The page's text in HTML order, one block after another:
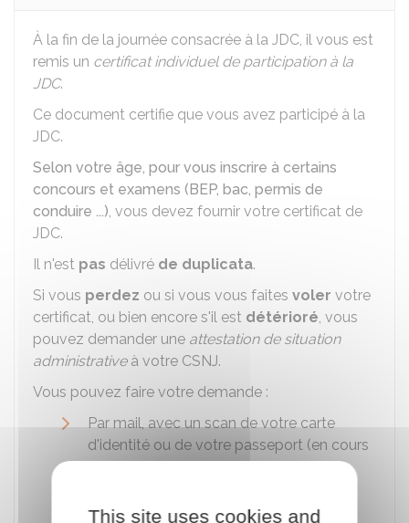
À la fin de la journée consacrée à la JDC, il vous est
remis un certificat individuel de participation à la
JDC.
Ce document certifie que vous avez participé à la
JDC.
Selon votre âge, pour vous inscrire à certains
concours et examens (BEP, bac, permis de
conduire ...), vous devez fournir votre certificat de
JDC.
Il n'est pas délivré de duplicata.
Si vous perdez ou si vous vous faites voler votre
certificat, ou bien encore s'il est détérioré, vous
pouvez demander une attestation de situation
administrativeà votre CSNJ.
Vous pouvez faire votre demande :
Par mail, avec un scan de votre carte
d'identité ou de votre passeport (en cours
de validité)
This site uses cookies and